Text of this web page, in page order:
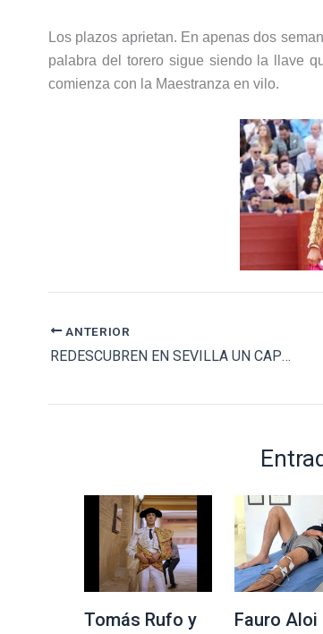
Los plazos aprietan. En apenas dos
palabra del torero sigue siendo la llave
comienza con la Maestranza en vilo.
ANTERIOR
REDESCUBREN EN SEVILLA UN CAPOTE PINTADO Y DEDICADO POR FERNANDO BOTERO
Tomás Rufo y
Fauro Aloi